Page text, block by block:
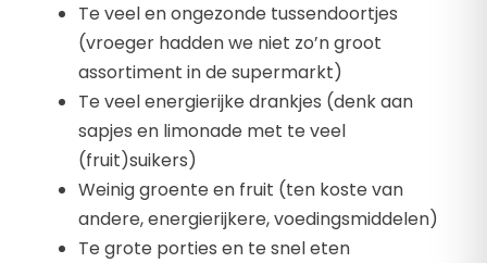
Te veel en ongezonde tussendoortjes
(vroeger hadden we niet zo’n groot
assortiment in de supermarkt)
Te veel energierijke drankjes (denk aan
sapjes en limonade met te veel
(fruit)suikers)
Weinig groente en fruit (ten koste van
andere, energierijkere, voedingsmiddelen)
Te grote porties en te snel eten